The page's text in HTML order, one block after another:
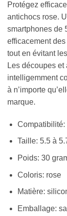
Protégez
antichocs rose.
smartphones de
efficacement
tout en évitant
Les découpes
intelligemment
à n’importe
marque.
Taille: 5.5 à
Poids: 30
Coloris: rose
Matière:
Emballage: